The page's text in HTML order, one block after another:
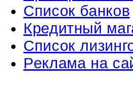
Список банков
Кредитный
Список
Реклама на